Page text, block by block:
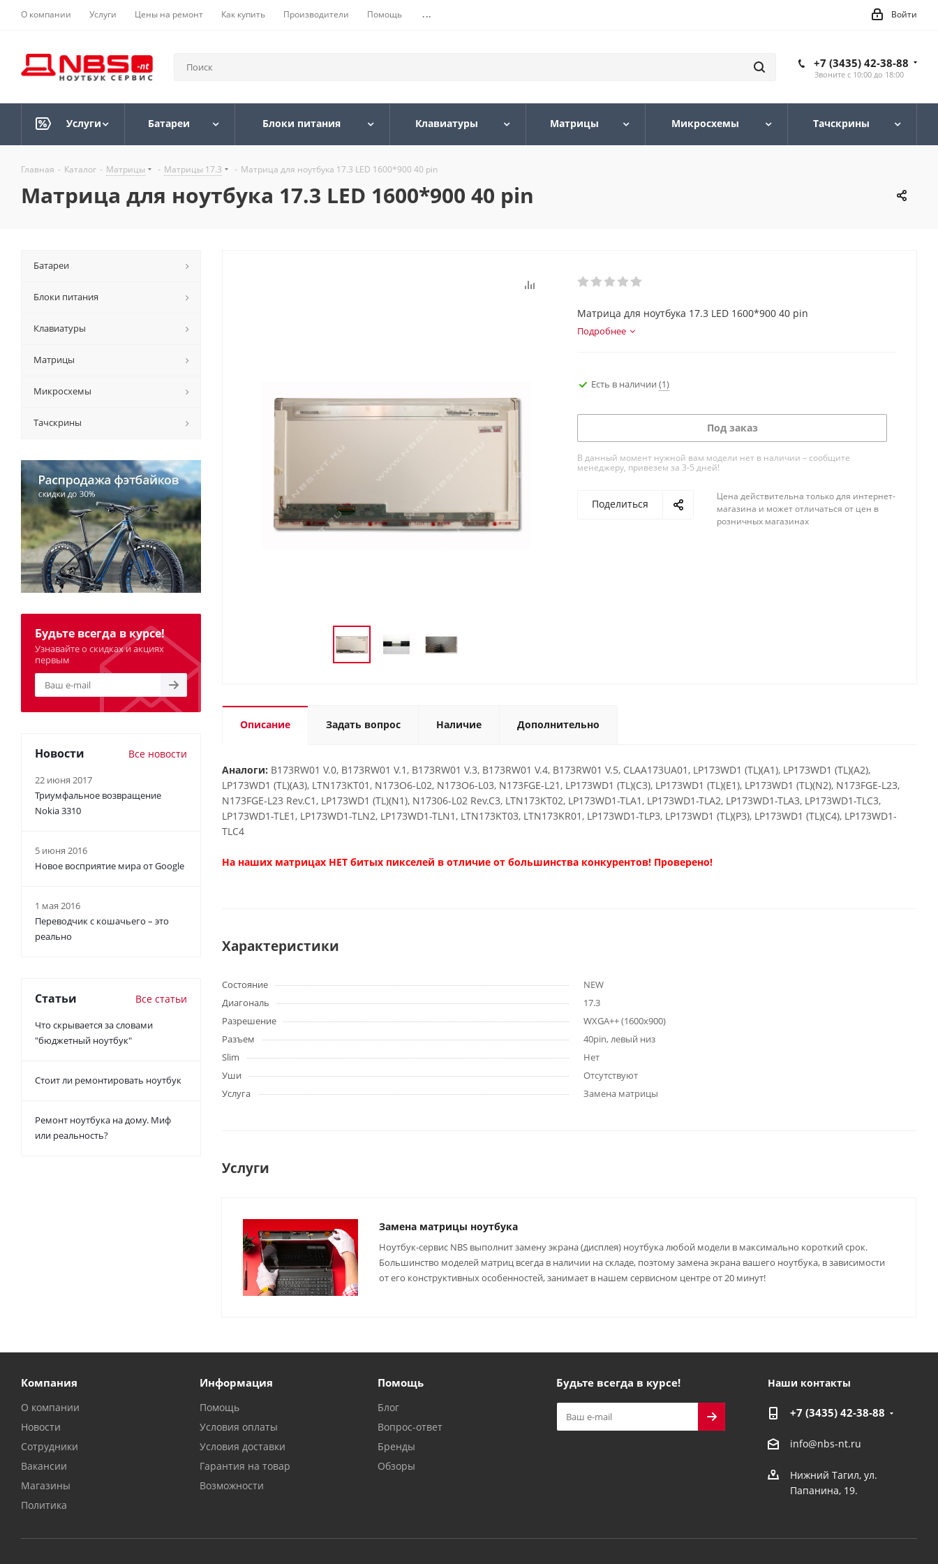
О компании Услуги Цены на ремонт Как купить Производители Помощь ... Войти
+7 (3435) 42-38-88
Звоните с 10:00 до 18:00
Услуги Батареи Блоки питания Клавиатуры Матрицы Микросхемы Тачскрины
Главная - Каталог - Матрицы - Матрицы 17.3 - Матрица для ноутбука 17.3 LED 1600*900 40 pin
Матрица для ноутбука 17.3 LED 1600*900 40 pin
Матрица для ноутбука 17.3 LED 1600*900 40 pin
Подробнее
Есть в наличии (1)
Под заказ
В данный момент нужной вам модели нет в наличии – сообщите
менеджеру, привезем за 3-5 дней!
Поделиться
Цена действительна только для интернет-
магазина и может отличаться от цен в
розничных магазинах
Описание Задать вопрос Наличие Дополнительно
Аналоги: B173RW01 V.0, B173RW01 V.1, B173RW01 V.3, B173RW01 V.4, B173RW01 V.5, CLAA173UA01, LP173WD1 (TL)(A1), LP173WD1 (TL)(A2),
LP173WD1 (TL)(A3), LTN173KT01, N173O6-L02, N173O6-L03, N173FGE-L21, LP173WD1 (TL)(C3), LP173WD1 (TL)(E1), LP173WD1 (TL)(N2), N173FGE-L23,
N173FGE-L23 Rev.C1, LP173WD1 (TL)(N1), N17306-L02 Rev.C3, LTN173KT02, LP173WD1-TLA1, LP173WD1-TLA2, LP173WD1-TLA3, LP173WD1-TLC3,
LP173WD1-TLE1, LP173WD1-TLN2, LP173WD1-TLN1, LTN173KT03, LTN173KR01, LP173WD1-TLP3, LP173WD1 (TL)(P3), LP173WD1 (TL)(C4), LP173WD1-
TLC4
На наших матрицах НЕТ битых пикселей в отличие от большинства конкурентов! Проверено!
Характеристики
Состояние
NEW
Диагональ
17.3
Разрешение
WXGA++ (1600x900)
Разъем
40pin, левый низ
Slim
Нет
Уши
Отсутствуют
Услуга
Замена матрицы
Услуги
Замена матрицы ноутбука
Ноутбук-сервис NBS выполнит замену экрана (дисплея) ноутбука любой модели в максимально короткий срок.
Большинство моделей матриц всегда в наличии на складе, поэтому замена экрана вашего ноутбука, в зависимости
от его конструктивных особенностей, занимает в нашем сервисном центре от 20 минут!
Батареи
Блоки питания
Клавиатуры
Матрицы
Микросхемы
Тачскрины
Будьте всегда в курсе!
Узнавайте о скидках и акциях
первым
Новости Все новости
22 июня 2017
Триумфальное возвращение
Nokia 3310
5 июня 2016
Новое восприятие мира от Google
1 мая 2016
Переводчик с кошачьего – это
реально
Статьи Все статьи
Что скрывается за словами
"бюджетный ноутбук"
Стоит ли ремонтировать ноутбук
Ремонт ноутбука на дому. Миф
или реальность?
Компания
О компании
Новости
Сотрудники
Вакансии
Магазины
Политика
Информация
Помощь
Условия оплаты
Условия доставки
Гарантия на товар
Возможности
Помощь
Блог
Вопрос-ответ
Бренды
Обзоры
Будьте всегда в курсе! Наши контакты
+7 (3435) 42-38-88
info@nbs-nt.ru
Нижний Тагил, ул.
Папанина, 19.